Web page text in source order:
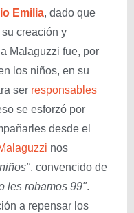
Emilia, dado que
creación y
Malaguzzi fue, por
los niños, en su
ser responsables
se esforzó por
desde el
nos
, convencido de
les robamos 99".
a repensar los